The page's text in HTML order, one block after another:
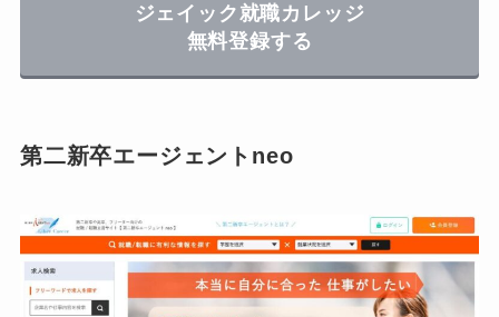
ジェイック就職カレッジ
無料登録する
第二新卒エージェントneo